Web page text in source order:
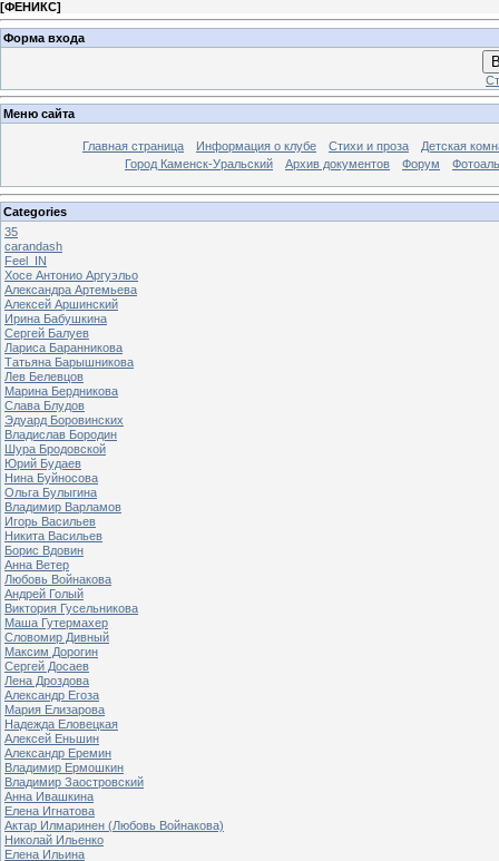
[ФЕНИКС]
Форма входа
Меню сайта
Главная страница Информация о клубе Стихи и проза
Детская
Город Каменск-Уральский
Архив документов Форум
Categories
35
carandash
Feel_IN
Хосе Антонио Аргуэльо
Александра Артемьева
Алексей Аршинский
Ирина Бабушкина
Сергей Балуев
Лариса Баранникова
Татьяна Барышникова
Лев Белевцов
Марина Бердникова
Слава Блудов
Эдуард Боровинских
Владислав Бородин
Шура Бродовской
Юрий Будаев
Нина Буйносова
Ольга Булыгина
Владимир Варламов
Игорь Васильев
Никита Васильев
Борис Вдовин
Анна Ветер
Любовь Войнакова
Андрей Голый
Виктория Гусельникова
Маша Гутермахер
Словомир Дивный
Максим Дорогин
Сергей Досаев
Лена Дроздова
Александр Егоза
Мария Елизарова
Надежда Еловецкая
Алексей Еньшин
Александр Еремин
Владимир Ермошкин
Владимир Заостровский
Анна Ивашкина
Елена Игнатова
Актар Илмаринен (Любовь Войнакова)
Николай Ильенко
Елена Ильина